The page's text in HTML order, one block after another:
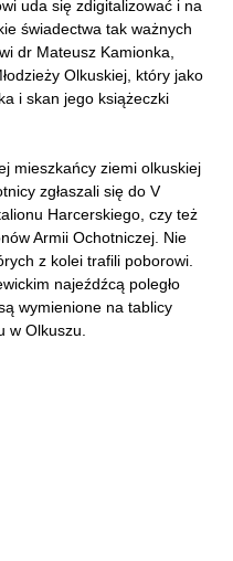
uda się zdigitalizować i na
świadectwa tak ważnych
dr Mateusz Kamionka,
Olkuskiej, który jako
i skan jego książeczki
mieszkańcy ziemi olkuskiej
zgłaszali się do V
Harcerskiego, czy też
Armii Ochotniczej. Nie
z kolei trafili poborowi.
najeźdźcą poległo
wymienione na tablicy
w Olkuszu.